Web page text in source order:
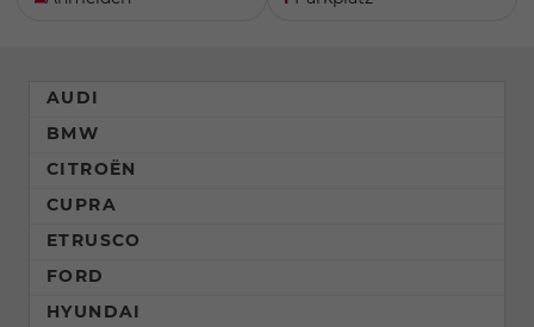
AUDI
BMW
CITROËN
CUPRA
ETRUSCO
FORD
HYUNDAI